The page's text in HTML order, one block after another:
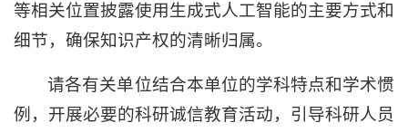
等相关位置披露使用生成式人工智能的主要方式和
细节，确保知识产权的清晰归属。
请各有关单位结合本单位的学科特点和学术惯
例，开展必要的科研诚信教育活动，引导科研人员